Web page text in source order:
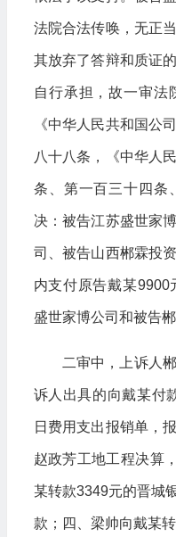
法院合法传唤，无正
其放弃了答辩和质证
自行承担，故一审法
《中华人民共和国公
八十八条，《中华人
条、第一百三十四条
决：被告江苏盛世家
司、被告山西郴霖投
内支付原告戴某
盛世家博公司和被告郴
二审中，上诉人
诉人出具的向戴某付
日费用支出报销单，
赵政芳工地工程决算
某转款3349元的晋城
款；四、梁帅向戴某